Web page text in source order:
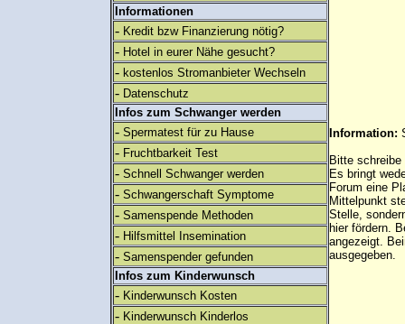
Informationen
- Kredit bzw Finanzierung nötig?
- Hotel in eurer Nähe gesucht?
- kostenlos Stromanbieter Wechseln
- Datenschutz
Infos zum Schwanger werden
- Spermatest für zu Hause
- Fruchtbarkeit Test
- Schnell Schwanger werden
- Schwangerschaft Symptome
- Samenspende Methoden
- Hilfsmittel Insemination
- Samenspender gefunden
Infos zum Kinderwunsch
- Kinderwunsch Kosten
- Kinderwunsch Kinderlos
Information:
Bitte
Es bringt
Forum eine
Mittelpunkt
Stelle,
hier fördern.
angezeigt.
ausgegeben.